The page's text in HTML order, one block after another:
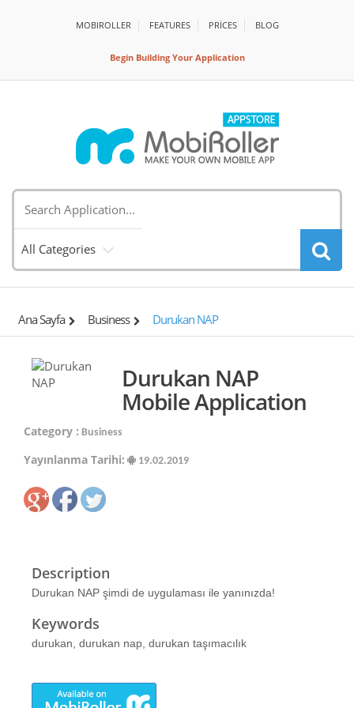
MOBIROLLER FEATURES PRİCES BLOG
Begin Building Your Application
All Categories
Ana Sayfa Business Durukan NAP
Durukan NAP
Mobile Application
Category : Business
Yayınlanma Tarihi: 19.02.2019
Description
Durukan NAP şimdi de uygulaması ile yanınızda!
Keywords
durukan, durukan nap, durukan taşımacılık